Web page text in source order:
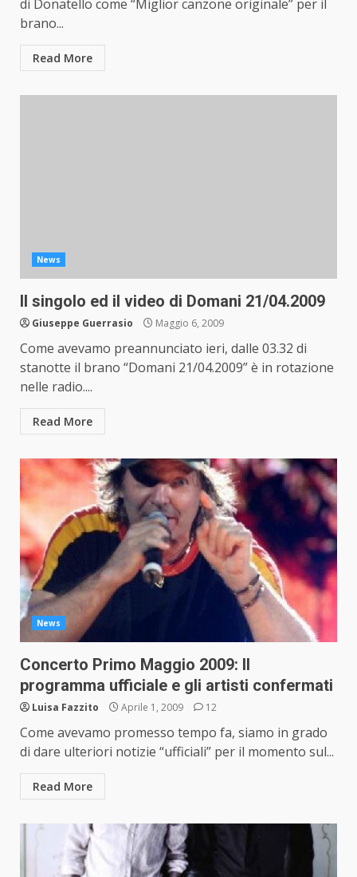
di Donatello come “Miglior canzone originale” per il
brano...
Read More
News
Il singolo ed il video di Domani 21/04.2009
Giuseppe Guerrasio Maggio 6, 2009
Come avevamo preannunciato ieri, dalle 03.32 di
stanotte il brano “Domani 21/04.2009” è in rotazione
nelle radio....
Read More
News
Concerto Primo Maggio 2009: Il
programma ufficiale e gli artisti confermati
Luisa Fazzito Aprile 1, 2009 12
Come avevamo promesso tempo fa, siamo in grado
di dare ulteriori notizie “ufficiali” per il momento sul...
Read More